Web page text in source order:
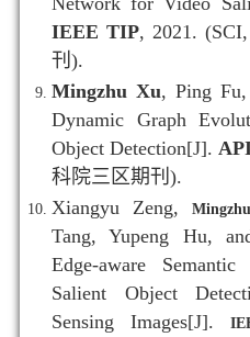
IEEE TIP, 2021.
刊).
Mingzhu Xu, Ping
Dynamic Graph
Object Detection[J].
科院三区期刊).
Xiangyu Zeng,
Tang, Yupeng Hu,
Edge-aware
Salient Object
Sensing Images[J].